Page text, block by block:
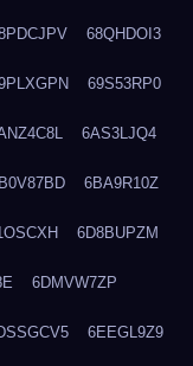
68QHDOI3
69S53RP0
6AS3LJQ4
6BA9R10Z
6D8BUPZM
6DMVW7ZP
6EEGL9Z9